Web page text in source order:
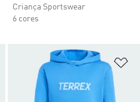
Criança Sportswear
6 cores
Adicionar à Lista de Desejos